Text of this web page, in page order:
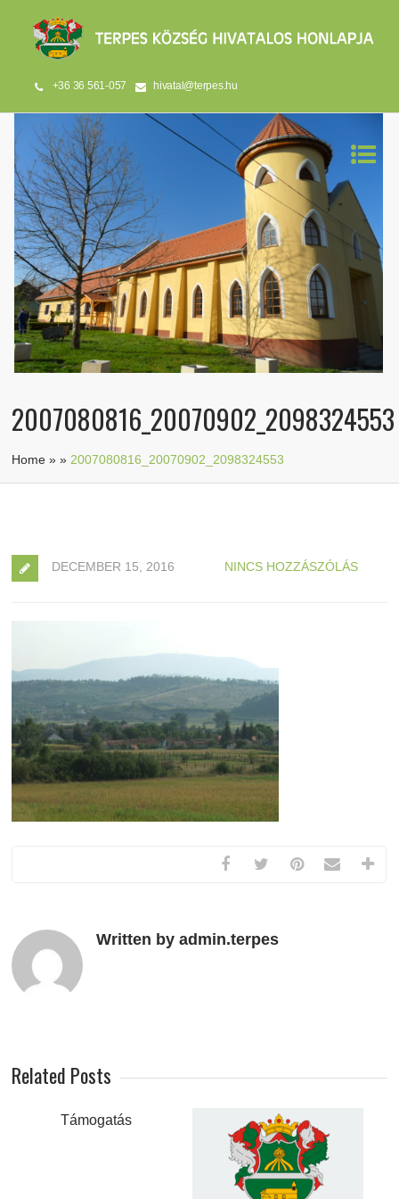
+36 36 561-057 hivatal@terpes.hu
2007080816_20070902_2098324553
Home »» 2007080816_20070902_2098324553
DECEMBER 15, 2016 NINCS HOZZÁSZÓLÁS
Written by admin.terpes
Related Posts
Támogatás